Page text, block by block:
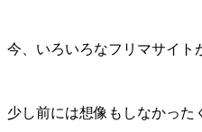
今、いろいろなフリマサイト
少し前には想像もしなかった